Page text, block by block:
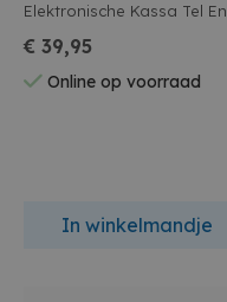
Elektronische Kassa Tel En
Leer
€ 39,95
Online op voorraad
In winkelmandje